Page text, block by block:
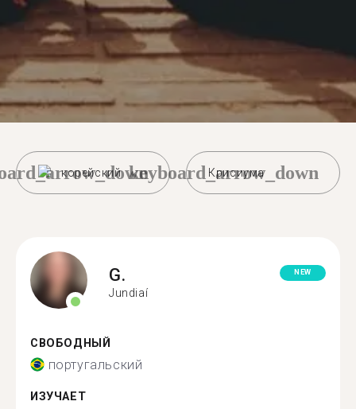
корейский Крисиума
keyboard_arrow_down
G.
Jundiaí
NEW
СВОБОДНЫЙ
португальский
ИЗУЧАЕТ